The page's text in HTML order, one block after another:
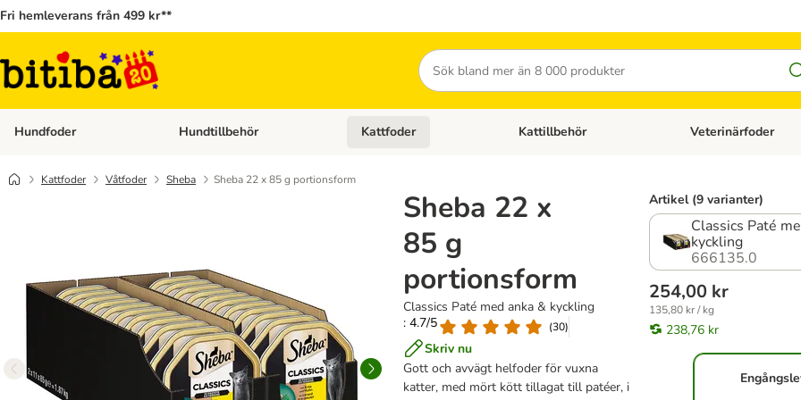
Fri hemleverans från 499 kr**
Sök
Hundfoder Open category menu: Hundfoder
Hundtillbehör Open category menu: Hundtillbehör
Kattfoder Open category menu: Kattfoder
Kattillbehör Open category menu:
Veterinärfoder
Kattfoder Våtfoder Sheba Sheba 22 x 85 g portionsform
Sheba 22 x
85 g
portionsform
Classics Paté med anka & kyckling
: 4.7/5
(30)
Skriv nu
Gott och avvägt helfoder för vuxna
katter, med mört kött tillagat till patéer, i
Artikel (9 varianter)
Classics Paté
kyckling
666135.0
254,00 kr
135,80 kr / kg
238,76 kr